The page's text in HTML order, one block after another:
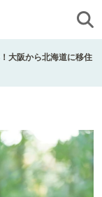
大阪から北海道に移住